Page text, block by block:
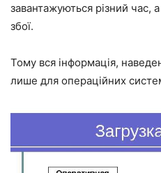
завантажуються різний час,
збої.
Тому вся інформація,
лише для операційних